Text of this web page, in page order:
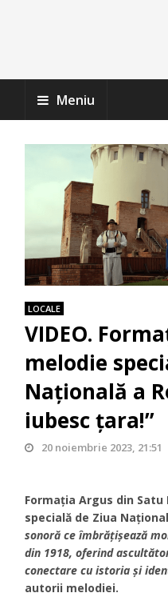
Meniu
LOCALE
VIDEO.
melodie
Națională a
iubesc țara!”
20 noiembrie 2023, 21:51
Formația Argus din
specială de Ziua
sonoră ce îmbrățișează
din 1918, oferind
conectare cu istoria și
autorii melodiei.